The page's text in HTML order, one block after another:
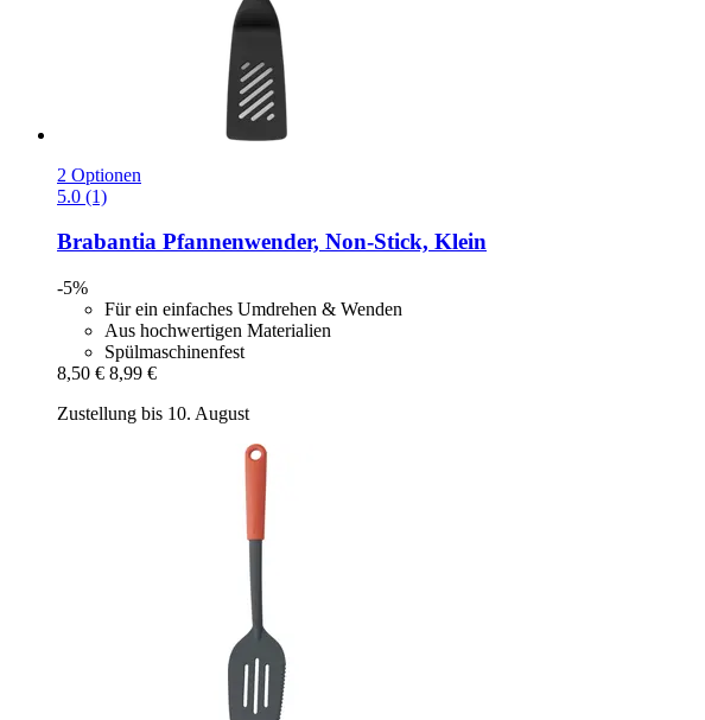
2 Optionen
5.0 (1)
Brabantia Pfannenwender, Non-​Stick, Klein
-5%
Für ein einfaches Umdrehen & Wenden
Aus hochwertigen Materialien
Spülmaschinenfest
8,50 € 8,99 €
Zustellung bis 10. August